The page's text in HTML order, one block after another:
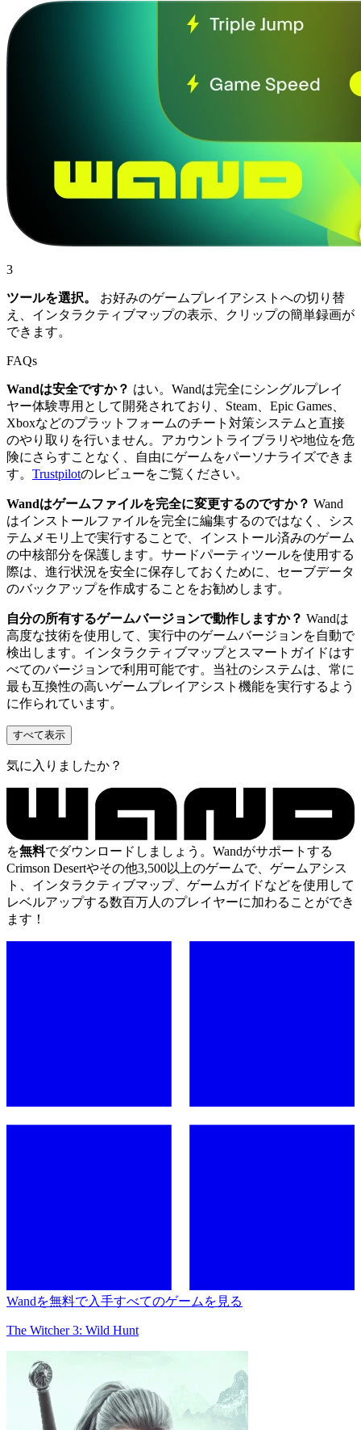
3
ツールを選択。
お好みのゲームプレイアシストへの切り替
え、インタラクティブマップの表示、クリップの簡単録画が
できます。
FAQs
Wandは安全ですか？ はい。Wandは完全にシングルプレイ
ヤー体験専用として開発されており、Steam、Epic Games、
Xboxなどのプラットフォームのチート対策システムと直接
のやり取りを行いません。アカウントライブラリや地位を危
険にさらすことなく、自由にゲームをパーソナライズできま
す。 Trustpilotのレビューをご覧ください。
Wandはゲームファイルを完全に変更するのですか？ Wand
はインストールファイルを完全に編集するのではなく、シス
テムメモリ上で実行することで、インストール済みのゲーム
の中核部分を保護します。サードパーティツールを使用する
際は、進行状況を安全に保存しておくために、セーブデータ
のバックアップを作成することをお勧めします。
自分の所有するゲームバージョンで動作しますか？ Wandは
高度な技術を使用して、実行中のゲームバージョンを自動で
検出します。インタラクティブマップとスマートガイドはす
べてのバージョンで利用可能です。当社のシステムは、常に
最も互換性の高いゲームプレイアシスト機能を実行するよう
に作られています。
すべて表示
気に入りましたか？
を無料でダウンロードしましょう。Wandがサポートする
Crimson Desertやその他3,500以上のゲームで、ゲームアシス
ト、インタラクティブマップ、ゲームガイドなどを使用して
レベルアップする数百万人のプレイヤーに加わることができ
ます！
Wandを無料で入手すべてのゲームを見る
The Witcher 3: Wild Hunt